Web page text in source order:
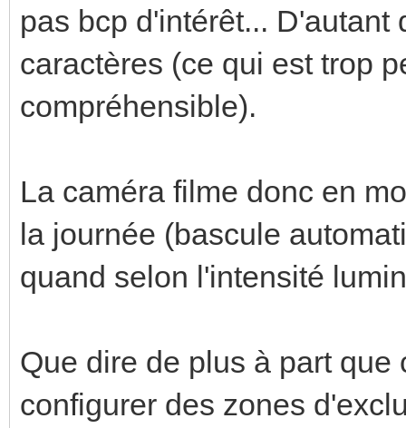
pas bcp d'intérêt...
caractères (ce qui est trop
compréhensible).
La caméra filme donc en
la journée (bascule
quand selon l'intensité
Que dire de plus à part
configurer des zones